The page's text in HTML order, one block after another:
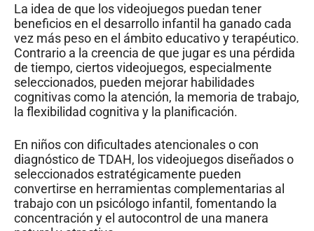
La idea de que los videojuegos puedan tener
beneficios en el desarrollo infantil ha ganado cada
vez más peso en el ámbito educativo y terapéutico.
Contrario a la creencia de que jugar es una pérdida
de tiempo, ciertos videojuegos, especialmente
seleccionados, pueden mejorar habilidades
cognitivas como la atención, la memoria de trabajo,
la flexibilidad cognitiva y la planificación.
En niños con dificultades atencionales o con
diagnóstico de TDAH, los videojuegos diseñados o
seleccionados estratégicamente pueden
convertirse en herramientas complementarias al
trabajo con un psicólogo infantil, fomentando la
concentración y el autocontrol de una manera